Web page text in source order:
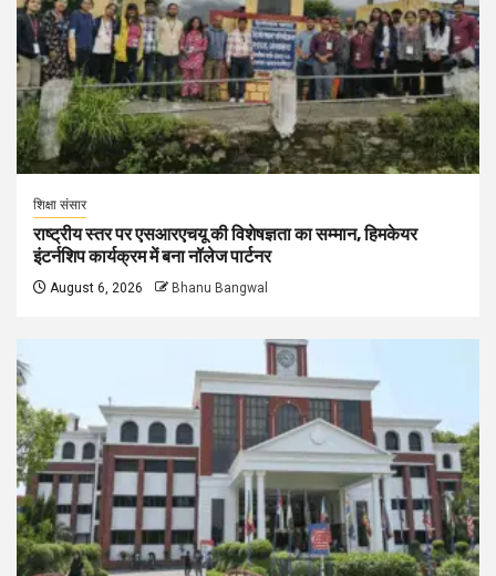
शिक्षा संसार
राष्ट्रीय स्तर पर एसआरएचयू की विशेषज्ञता का सम्मान, हिमकेयर
इंटर्नशिप कार्यक्रम में बना नॉलेज पार्टनर
August 6, 2026 Bhanu Bangwal